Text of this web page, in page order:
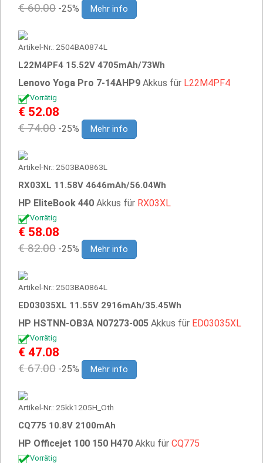
€ 60.00 -25% Mehr info
Artikel-Nr.: 2504BA0874L
L22M4PF4 15.52V 4705mAh/73Wh
Lenovo Yoga Pro 7-14AHP9 Akkus für L22M4PF4
Vorrätig
€ 52.08
€ 74.00 -25% Mehr info
Artikel-Nr.: 2503BA0863L
RX03XL 11.58V 4646mAh/56.04Wh
HP EliteBook 440 Akkus für RX03XL
Vorrätig
€ 58.08
€ 82.00 -25% Mehr info
Artikel-Nr.: 2503BA0864L
ED03035XL 11.55V 2916mAh/35.45Wh
HP HSTNN-OB3A N07273-005 Akkus für ED03035XL
Vorrätig
€ 47.08
€ 67.00 -25% Mehr info
Artikel-Nr.: 25kk1205H_Oth
CQ775 10.8V 2100mAh
HP Officejet 100 150 H470 Akku für CQ775
Vorrätig